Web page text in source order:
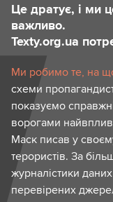
Це дратує, і ми
важливо.
Texty.org.ua
Ми робимо те, на
схеми
показуємо
ворогами
Маск писав у
терористів. За
журналістики
перевірених